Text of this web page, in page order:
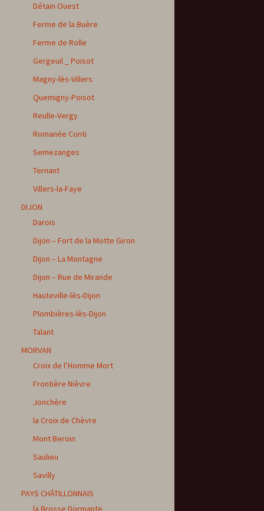
Détain Ouest
Ferme de la Buère
Ferme de Rolle
Gergeuil _ Poisot
Magny-lès-Villers
Quemigny-Poisot
Reulle-Vergy
Romanée Conti
Semezanges
Ternant
Villers-la-Faye
DIJON
Darois
Dijon – Fort de la Motte Giron
Dijon – La Montagne
Dijon – Rue de Mirande
Hauteville-lès-Dijon
Plombières-lès-Dijon
Talant
MORVAN
Croix de l’Homme Mort
Frontière Nièvre
Jonchère
la Croix de Chèvre
Mont Beroin
Saulieu
Savilly
PAYS CHÂTILLONNAIS
la Brosse Dormante